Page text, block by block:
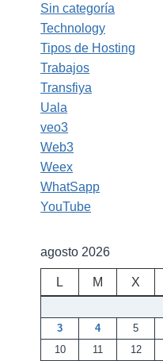
Sin categoría
Technology
Tipos de Hosting
Trabajos
Transfiya
Uala
veo3
Web3
Weex
WhatSapp
YouTube
agosto 2026
L M X
3
4 5
10
11 12